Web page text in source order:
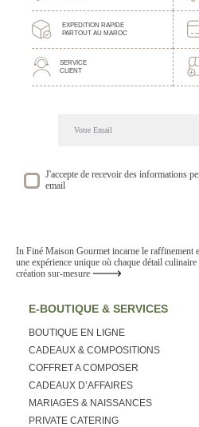
EXPEDITION RAPIDE
PARTOUT AU MAROC
SERVICE
CLIENT
DECOUVREZ NOTRE
SUIVEZ NOS ACTUALITE
J'accepte de recevoir des informations
email
In Finé Maison Gourmet incarne le raffinement
une expérience unique où chaque détail
création sur-mesure
E-BOUTIQUE & SERVICES
BOUTIQUE EN LIGNE
CADEAUX & COMPOSITIONS
COFFRET A COMPOSER
CADEAUX D’AFFAIRES
MARIAGES & NAISSANCES
PRIVATE CATERING